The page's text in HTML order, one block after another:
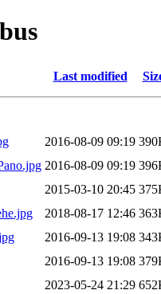
Last modified
2016-08-09 09:19
2016-08-09 09:19
2015-03-10 20:45
2018-08-17 12:46
2016-09-13 19:08
2016-09-13 19:08
2023-05-24 21:29